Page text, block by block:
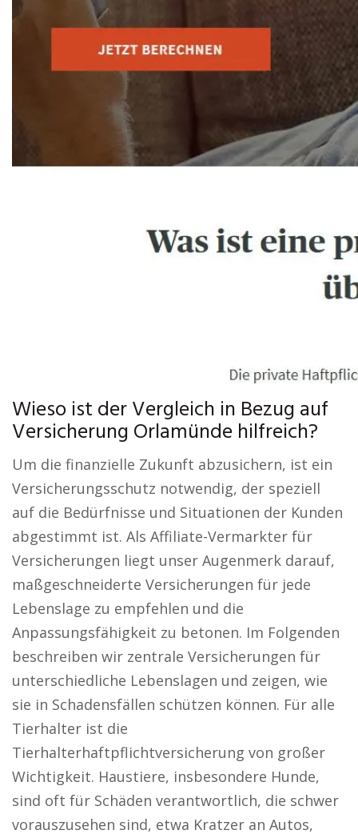
Wieso ist der Vergleich in Bezug auf
Versicherung Orlamünde hilfreich?
Um die finanzielle Zukunft abzusichern, ist ein
Versicherungsschutz notwendig, der speziell
auf die Bedürfnisse und Situationen der Kunden
abgestimmt ist. Als Affiliate-Vermarkter für
Versicherungen liegt unser Augenmerk darauf,
maßgeschneiderte Versicherungen für jede
Lebenslage zu empfehlen und die
Anpassungsfähigkeit zu betonen. Im Folgenden
beschreiben wir zentrale Versicherungen für
unterschiedliche Lebenslagen und zeigen, wie
sie in Schadensfällen schützen können. Für alle
Tierhalter ist die
Tierhalterhaftpflichtversicherung von großer
Wichtigkeit. Haustiere, insbesondere Hunde,
sind oft für Schäden verantwortlich, die schwer
vorauszusehen sind, etwa Kratzer an Autos,